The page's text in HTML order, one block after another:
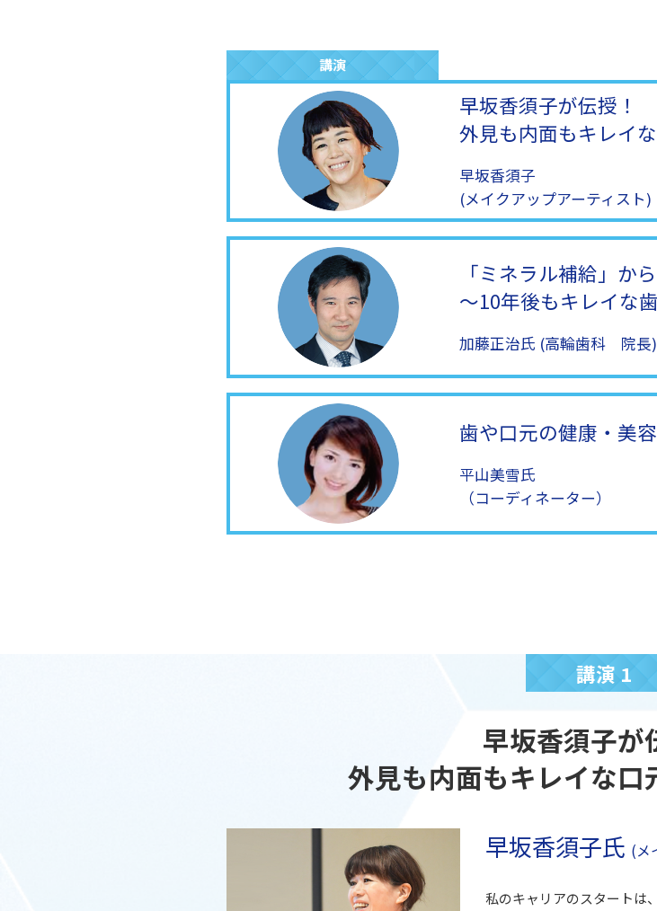
講演
早坂香須子が伝授！
外見も内面もキレイ
早坂香須子
(メイクアップアーティスト)
「ミネラル補給」か
～10年後もキレイな
加藤正治氏 (高輪歯科 院長)
歯や口元の健康・美
平山美雪氏
（コーディネーター）
講演 1
早坂香須子が
外見も内面もキレイな口
早坂香須子氏 (メ
私のキャリアのスタートは